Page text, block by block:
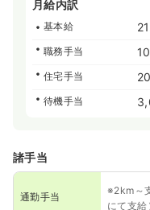
月給内訳
基本給
職務手当
住宅手当
待機手当
諸手当
通勤手当
※2km～
にて支給